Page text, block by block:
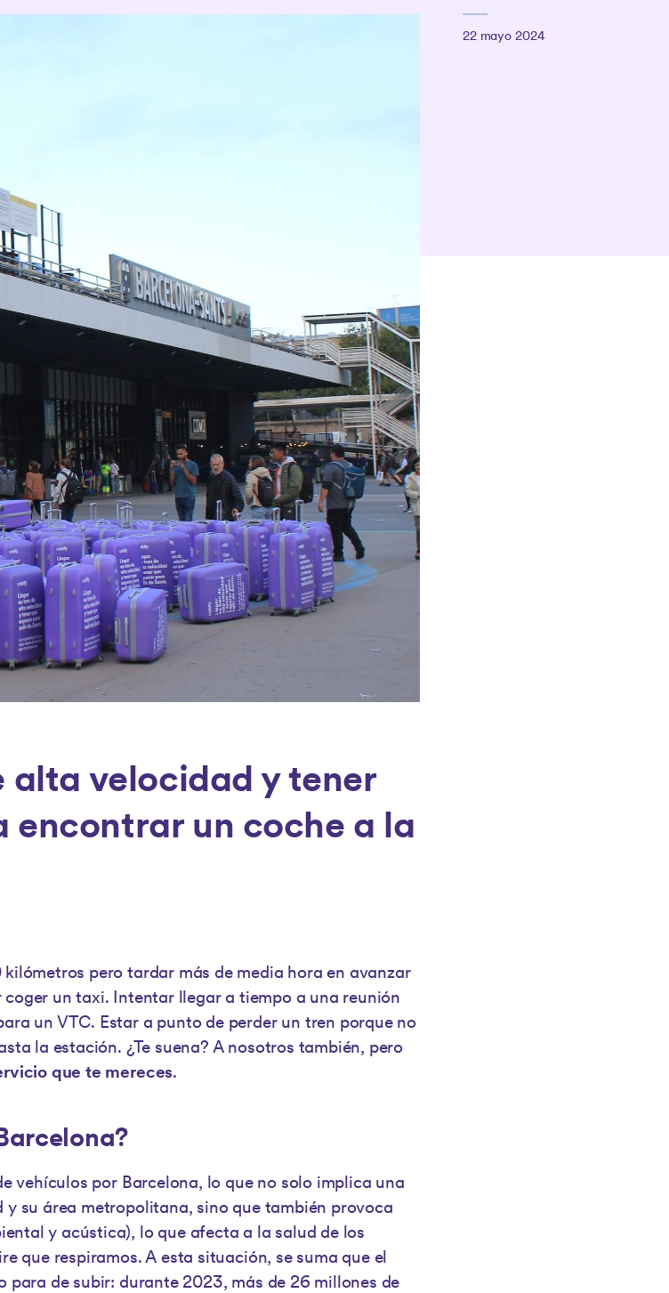
22 mayo 2024
alta velocidad y tener
encontrar un coche a la
pero tardar más de media hora en avanzar
un taxi. Intentar llegar a tiempo a una reunión
un VTC. Estar a punto de perder un tren porque no
la estación. ¿Te suena? A nosotros también, pero
que te mereces.
vehículos por Barcelona, lo que no solo implica una
su área metropolitana, sino que también provoca
y acústica), lo que afecta a la salud de los
que respiramos. A esta situación, se suma que el
para de subir: durante 2023, más de 26 millones de